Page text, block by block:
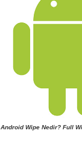
Android Wipe Nedir? Full